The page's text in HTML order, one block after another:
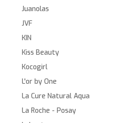
Juanolas
JVF
KIN
Kiss Beauty
Kocogirl
L'or by One
La Cure Natural Aqua
La Roche - Posay